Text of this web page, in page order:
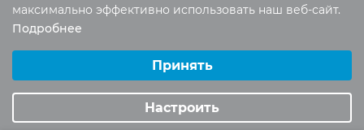
Авторские права защищены. Воспроизведение
материалов сайта без письменного разрешения
максимально эффективно использовать наш веб-сайт.
Подробнее
Аналитические/Функциональные
Принять
Настроить